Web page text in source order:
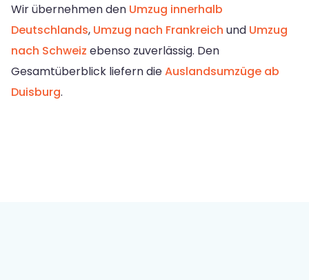
Wir übernehmen den Umzug innerhalb
Deutschlands, Umzug nach Frankreich und Umzug
nach Schweiz ebenso zuverlässig. Den
Gesamtüberblick liefern dieAuslandsumzüge ab
Duisburg.